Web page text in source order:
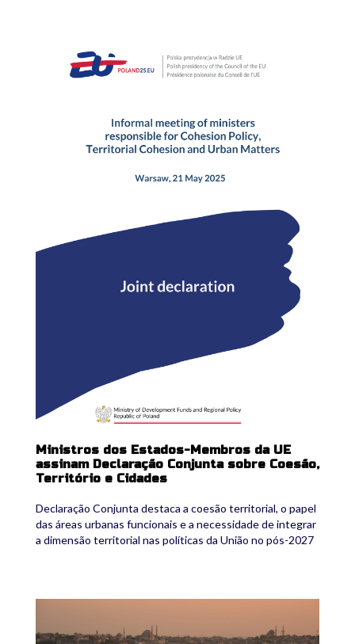
joint-declaration.png
Ministros dos Estados-Membros da UE
assinam Declaração Conjunta sobre Coesão,
Território e Cidades
Declaração Conjunta destaca a coesão territorial, o papel
das áreas urbanas funcionais e a necessidade de integrar
a dimensão territorial nas políticas da União no pós-2027